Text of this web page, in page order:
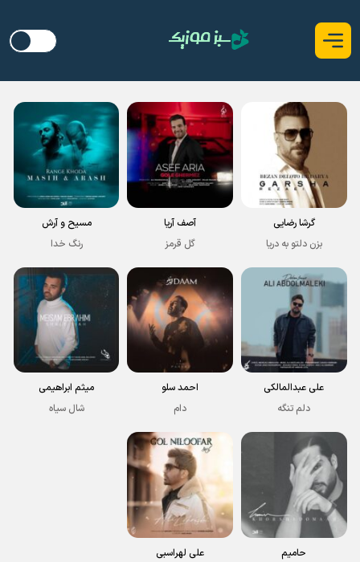
گرشا رضایی
بزن دلتو به دریا
آصف آریا
گل قرمز
مسیح و آرش
رنگ خدا
علی عبدالمالکی
دلم تنگه
احمد سلو
دام
میثم ابراهیمی
شال سیاه
حامیم
علی لهراسبی